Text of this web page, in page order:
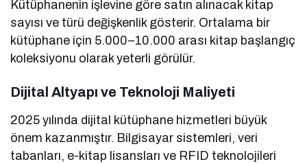
Kütüphanenin işlevine göre satın alınacak kitap
sayısı ve türü değişkenlik gösterir. Ortalama bir
kütüphane için 5.000–10.000 arası kitap başlangıç
koleksiyonu olarak yeterli görülür.
Dijital Altyapı ve Teknoloji Maliyeti
2025 yılında dijital kütüphane hizmetleri büyük
önem kazanmıştır. Bilgisayar sistemleri, veri
tabanları, e-kitap lisansları ve RFID teknolojileri